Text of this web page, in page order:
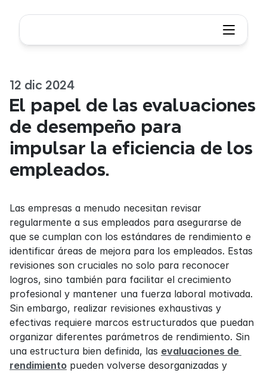
12 dic 2024
El papel de las evaluaciones
de desempeño para
impulsar la eficiencia de los
empleados.
Las empresas a menudo necesitan revisar
regularmente a sus empleados para asegurarse de
que se cumplan con los estándares de rendimiento e
identificar áreas de mejora para los empleados. Estas
revisiones son cruciales no solo para reconocer
logros, sino también para facilitar el crecimiento
profesional y mantener una fuerza laboral motivada.
Sin embargo, realizar revisiones exhaustivas y
efectivas requiere marcos estructurados que puedan
organizar diferentes parámetros de rendimiento. Sin
una estructura bien definida, las evaluaciones de
rendimiento pueden volverse desorganizadas y